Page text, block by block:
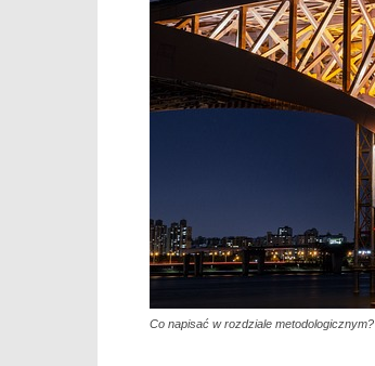
Co napisać w rozdziale metodologicznym?